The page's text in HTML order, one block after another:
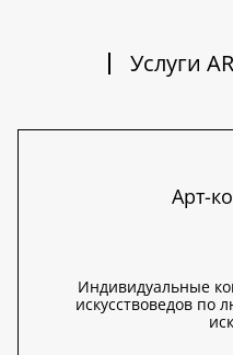
Услуги
Арт-
Индивидуальные
искусствоведов по